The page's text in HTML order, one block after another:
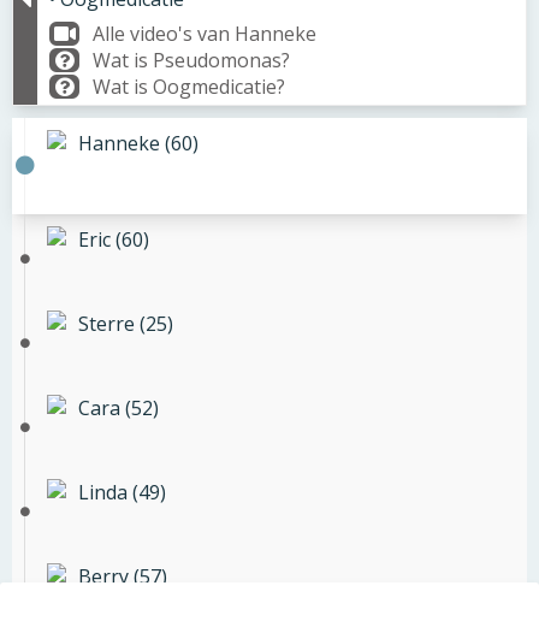
Alle video's van Hanneke
Wat is Pseudomonas?
Wat is Oogmedicatie?
Hanneke (60)
Eric (60)
Sterre (25)
Cara (52)
Linda (49)
Berry (57)